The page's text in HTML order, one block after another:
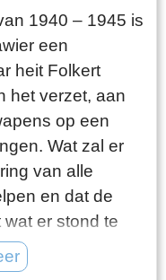
was den 9e mei
grens tamelijk
we bericht
weer was
militaire
grensbewakers,
300 meter
werd weer
geheel klaar
als dit nodig
1940 – 1945 is
een
heit Folkert
het verzet, aan
op een
Wat zal er
van alle
en dat de
er stond te
in de nacht bij
met een